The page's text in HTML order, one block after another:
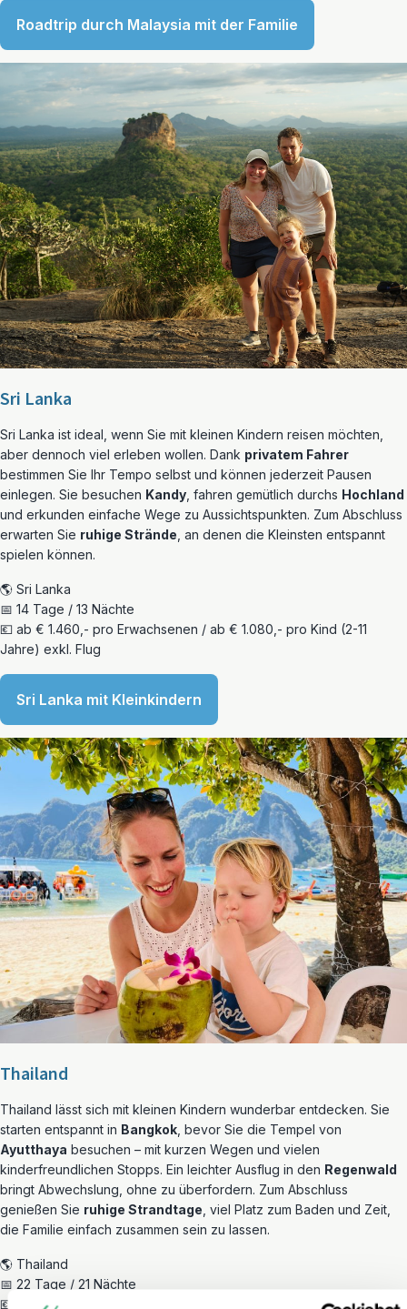
Roadtrip durch Malaysia mit der Familie
Sri Lanka
Sri Lanka ist ideal, wenn Sie mit kleinen Kindern reisen möchten,
aber dennoch viel erleben wollen. Dank privatem Fahrer
bestimmen Sie Ihr Tempo selbst und können jederzeit Pausen
einlegen. Sie besuchen Kandy , fahren gemütlich durchs Hochland
und erkunden einfache Wege zu Aussichtspunkten. Zum Abschluss
erwarten Sie ruhige Strände , an denen die Kleinsten entspannt
spielen können.
🌎 Sri Lanka
📅 14 Tage / 13 Nächte
💶 ab € 1.460,- pro Erwachsenen / ab € 1.080,- pro Kind (2-11
Jahre) exkl. Flug
Sri Lanka mit Kleinkindern
Thailand
Thailand lässt sich mit kleinen Kindern wunderbar entdecken. Sie
starten entspannt in Bangkok , bevor Sie die Tempel von
Ayutthaya besuchen – mit kurzen Wegen und vielen
kinderfreundlichen Stopps. Ein leichter Ausflug in den Regenwald
bringt Abwechslung, ohne zu überfordern. Zum Abschluss
genießen Sie ruhige Strandtage , viel Platz zum Baden und Zeit,
die Familie einfach zusammen sein zu lassen.
🌎 Thailand
📅 22 Tage / 21 Nächte
💶 ab € 1.612,- pro Erwachsenen / ab € 1.295,- pro Kind (2-11 Jahre)